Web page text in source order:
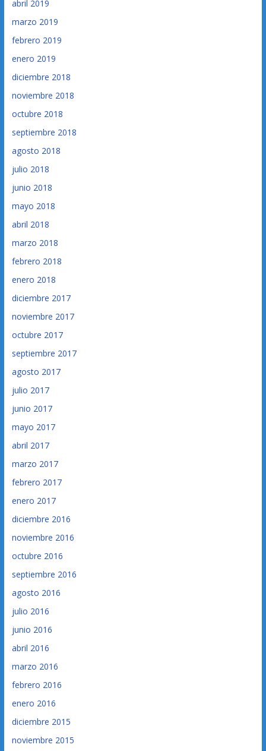
abril 2019
marzo 2019
febrero 2019
enero 2019
diciembre 2018
noviembre 2018
octubre 2018
septiembre 2018
agosto 2018
julio 2018
junio 2018
mayo 2018
abril 2018
marzo 2018
febrero 2018
enero 2018
diciembre 2017
noviembre 2017
octubre 2017
septiembre 2017
agosto 2017
julio 2017
junio 2017
mayo 2017
abril 2017
marzo 2017
febrero 2017
enero 2017
diciembre 2016
noviembre 2016
octubre 2016
septiembre 2016
agosto 2016
julio 2016
junio 2016
abril 2016
marzo 2016
febrero 2016
enero 2016
diciembre 2015
noviembre 2015